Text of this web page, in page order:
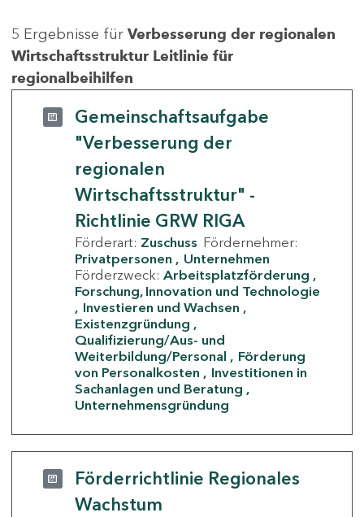
5 Ergebnisse für Verbesserung der regionalen
Wirtschaftsstruktur Leitlinie für
regionalbeihilfen
Gemeinschaftsaufgabe
"Verbesserung der
regionalen
Wirtschaftsstruktur" -
Richtlinie GRW RIGA
Förderart: Zuschuss Fördernehmer:
Privatpersonen
Unternehmen
Förderzweck: Arbeitsplatzförderung
Forschung, Innovation und Technologie
Investieren und Wachsen
Existenzgründung
Qualifizierung/Aus- und
Weiterbildung/Personal
Förderung
von Personalkosten
Investitionen in
Sachanlagen und Beratung
Unternehmensgründung
Förderrichtlinie Regionales
Wachstum